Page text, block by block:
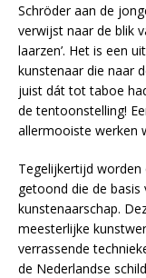
Schröder aan de
verwijst naar de blik
laarzen’. Het is een
kunstenaar die naar
juist dát tot taboe
de tentoonstelling!
allermooiste werken
Tegelijkertijd worden
getoond die de
kunstenaarschap.
meesterlijke
verrassende
de Nederlandse